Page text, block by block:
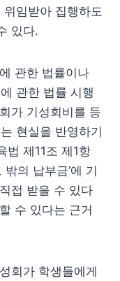
임받아 집행하도
있다.
관한 법률이나
관한 법률 시행
가 기성회비를 등
현실을 반영하기
법 제11조 제1항
밖의 납부금’에 기
접 받을 수 있다
수 있다는 근거
회가 학생들에게